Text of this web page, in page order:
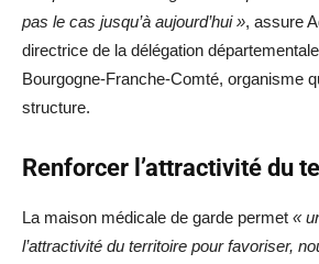
pas le cas jusqu’à aujourd’hui », assure
directrice de la délégation
Bourgogne-Franche-Comté, organisme
structure.
Renforcer l’attractivité du
La maison médicale de garde permet «
l’attractivité du territoire pour favoriser,